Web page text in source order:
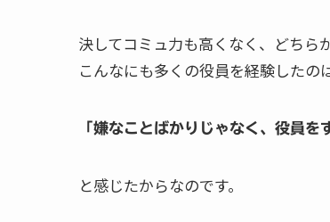
決してコミュ力も高くなく、どちら
こんなにも多くの役員を経験したの
「嫌なことばかりじゃなく、役員を
と感じたからなのです。